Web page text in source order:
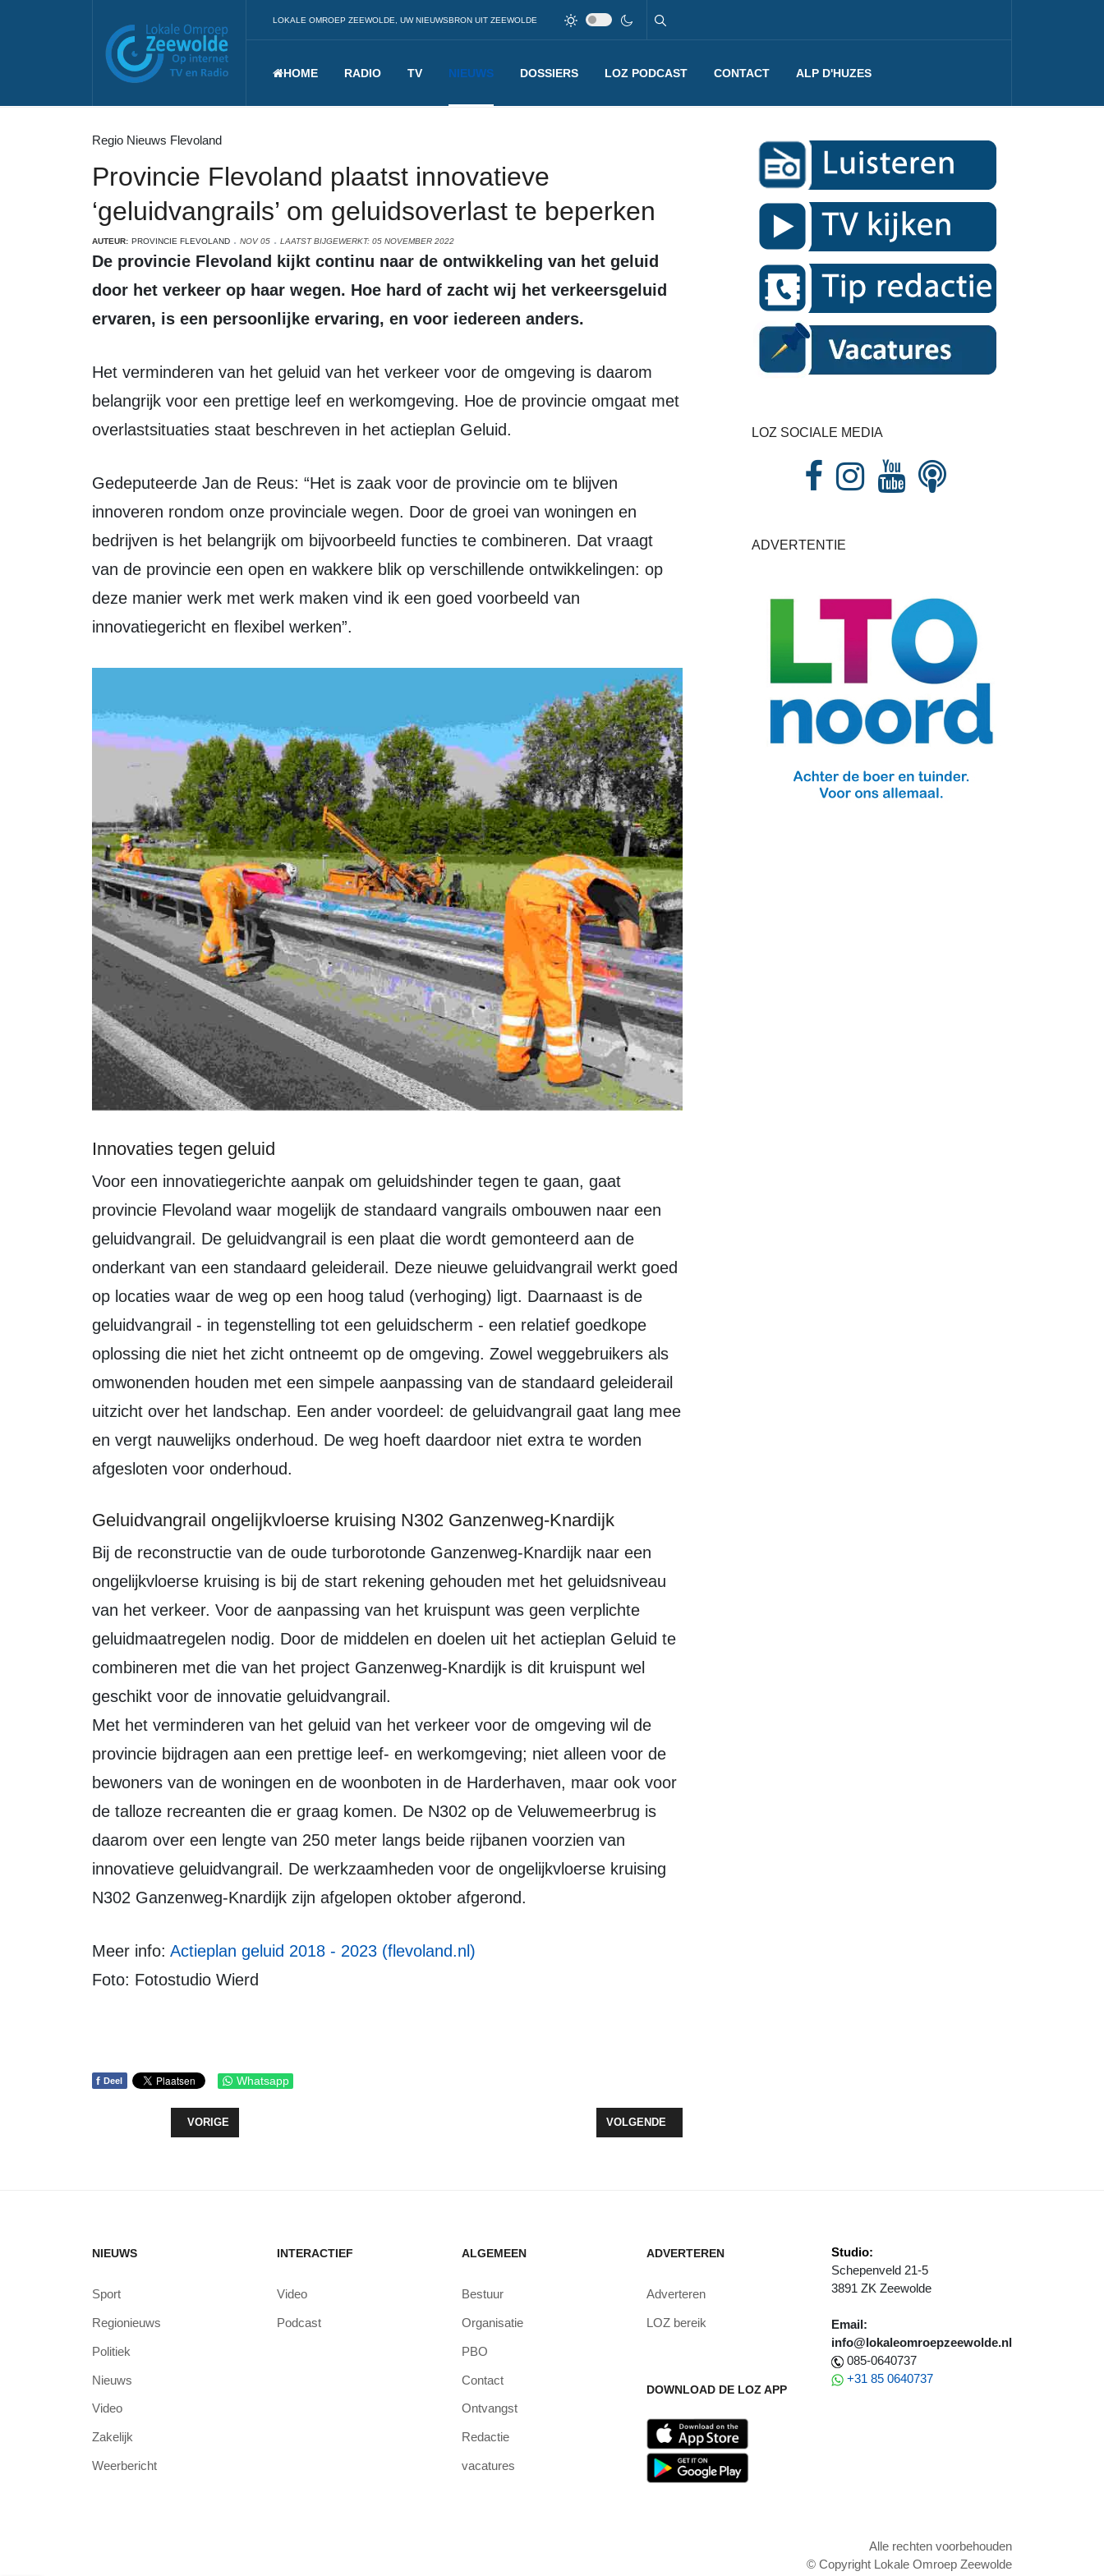
LOKALE OMROEP ZEEWOLDE, UW NIEUWSBRON UIT ZEEWOLDE
HOME RADIO TV NIEUWS DOSSIERS LOZ PODCAST CONTACT ALP D'HUZES
Regio Nieuws Flevoland
Provincie Flevoland plaatst innovatieve
‘geluidvangrails’ om geluidsoverlast te beperken
AUTEUR: PROVINCIE FLEVOLAND NOV 05 LAATST BIJGEWERKT: 05 NOVEMBER 2022
De provincie Flevoland kijkt continu naar de ontwikkeling van het geluid
door het verkeer op haar wegen. Hoe hard of zacht wij het verkeersgeluid
ervaren, is een persoonlijke ervaring, en voor iedereen anders.
Het verminderen van het geluid van het verkeer voor de omgeving is daarom
belangrijk voor een prettige leef en werkomgeving. Hoe de provincie omgaat met
overlastsituaties staat beschreven in het actieplan Geluid.
Gedeputeerde Jan de Reus: “Het is zaak voor de provincie om te blijven
innoveren rondom onze provinciale wegen. Door de groei van woningen en
bedrijven is het belangrijk om bijvoorbeeld functies te combineren. Dat vraagt
van de provincie een open en wakkere blik op verschillende ontwikkelingen: op
deze manier werk met werk maken vind ik een goed voorbeeld van
innovatiegericht en flexibel werken”.
Innovaties tegen geluid
Voor een innovatiegerichte aanpak om geluidshinder tegen te gaan, gaat
provincie Flevoland waar mogelijk de standaard vangrails ombouwen naar een
geluidvangrail. De geluidvangrail is een plaat die wordt gemonteerd aan de
onderkant van een standaard geleiderail. Deze nieuwe geluidvangrail werkt goed
op locaties waar de weg op een hoog talud (verhoging) ligt. Daarnaast is de
geluidvangrail - in tegenstelling tot een geluidscherm - een relatief goedkope
oplossing die niet het zicht ontneemt op de omgeving. Zowel weggebruikers als
omwonenden houden met een simpele aanpassing van de standaard geleiderail
uitzicht over het landschap. Een ander voordeel: de geluidvangrail gaat lang mee
en vergt nauwelijks onderhoud. De weg hoeft daardoor niet extra te worden
afgesloten voor onderhoud.
Geluidvangrail ongelijkvloerse kruising N302 Ganzenweg-Knardijk
Bij de reconstructie van de oude turborotonde Ganzenweg-Knardijk naar een
ongelijkvloerse kruising is bij de start rekening gehouden met het geluidsniveau
van het verkeer. Voor de aanpassing van het kruispunt was geen verplichte
geluidmaatregelen nodig. Door de middelen en doelen uit het actieplan Geluid te
combineren met die van het project Ganzenweg-Knardijk is dit kruispunt wel
geschikt voor de innovatie geluidvangrail.
Met het verminderen van het geluid van het verkeer voor de omgeving wil de
provincie bijdragen aan een prettige leef- en werkomgeving; niet alleen voor de
bewoners van de woningen en de woonboten in de Harderhaven, maar ook voor
de talloze recreanten die er graag komen. De N302 op de Veluwemeerbrug is
daarom over een lengte van 250 meter langs beide rijbanen voorzien van
innovatieve geluidvangrail. De werkzaamheden voor de ongelijkvloerse kruising
N302 Ganzenweg-Knardijk zijn afgelopen oktober afgerond.
Meer info: Actieplan geluid 2018 - 2023 (flevoland.nl)
Foto: Fotostudio Wierd
f Deel Whatsapp
VORIG ARTIKEL: BIG CHALLENGE 2023 MAAKT EEN VLIEGENDE START
VORIGE VOLGENDE ARTIKEL: NIEUWE DEELNEMERS AAN FLEVOLANDSE WATERSTOFAMBITIE
VOLGENDE
LOZ SOCIALE MEDIA
ADVERTENTIE
NIEUWS
Sport
Regionieuws
Politiek
Nieuws
Video
Zakelijk
Weerbericht
INTERACTIEF
Video
Podcast
ALGEMEEN
Bestuur
Organisatie
PBO
Contact
Ontvangst
Redactie
vacatures
ADVERTEREN
Adverteren
LOZ bereik
DOWNLOAD DE LOZ APP
Studio:
Schepenveld 21-5
3891 ZK Zeewolde
Email:
info@lokaleomroepzeewolde.nl
085-0640737
+31 85 0640737
Alle rechten voorbehouden
© Copyright Lokale Omroep Zeewolde